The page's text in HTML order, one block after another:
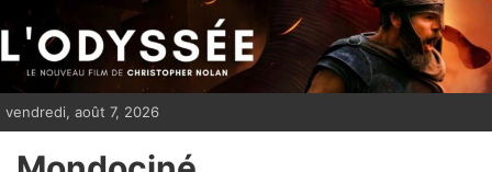
i
p
vendredi, août 7, 2026